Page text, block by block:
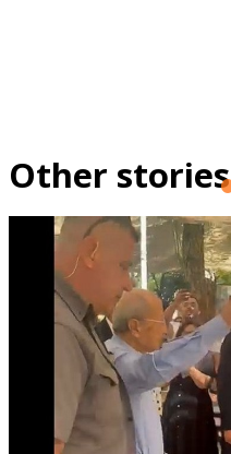
Other stories